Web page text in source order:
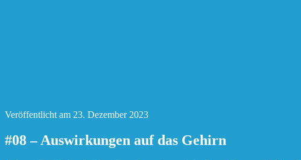
Veröffentlicht am 23. Dezember 2023
#08 – Auswirkungen auf das Gehirn